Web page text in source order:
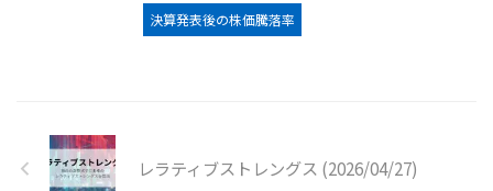
決算発表後の株価騰落率
レラティブストレングス (2026/04/27)